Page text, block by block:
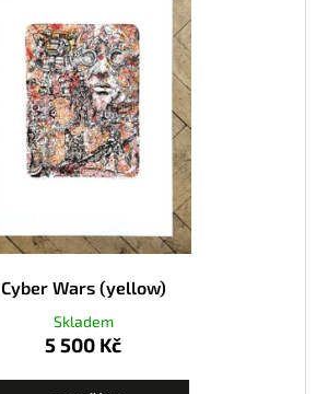
Cyber Wars (yellow)
Skladem
5 500 Kč